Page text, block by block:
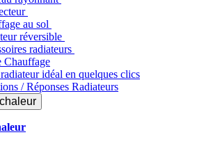
au sol
réversible
radiateurs
Chauffage
idéal en quelques clics
/ Réponses Radiateurs